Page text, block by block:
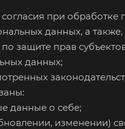
при
данных, а
защите прав
данных;
данные о себе;
изменении)